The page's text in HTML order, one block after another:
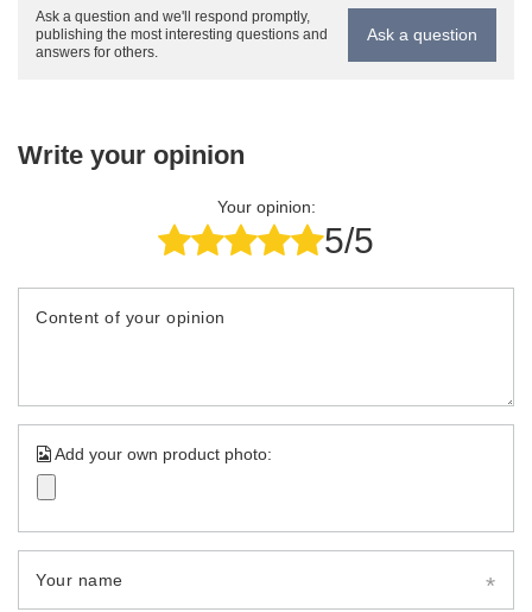
Ask a question and we'll respond promptly,
publishing the most interesting questions and
answers for others.
Ask a question
Write your opinion
Your opinion:
5/5
Content of your opinion
Add your own product photo:
Your name